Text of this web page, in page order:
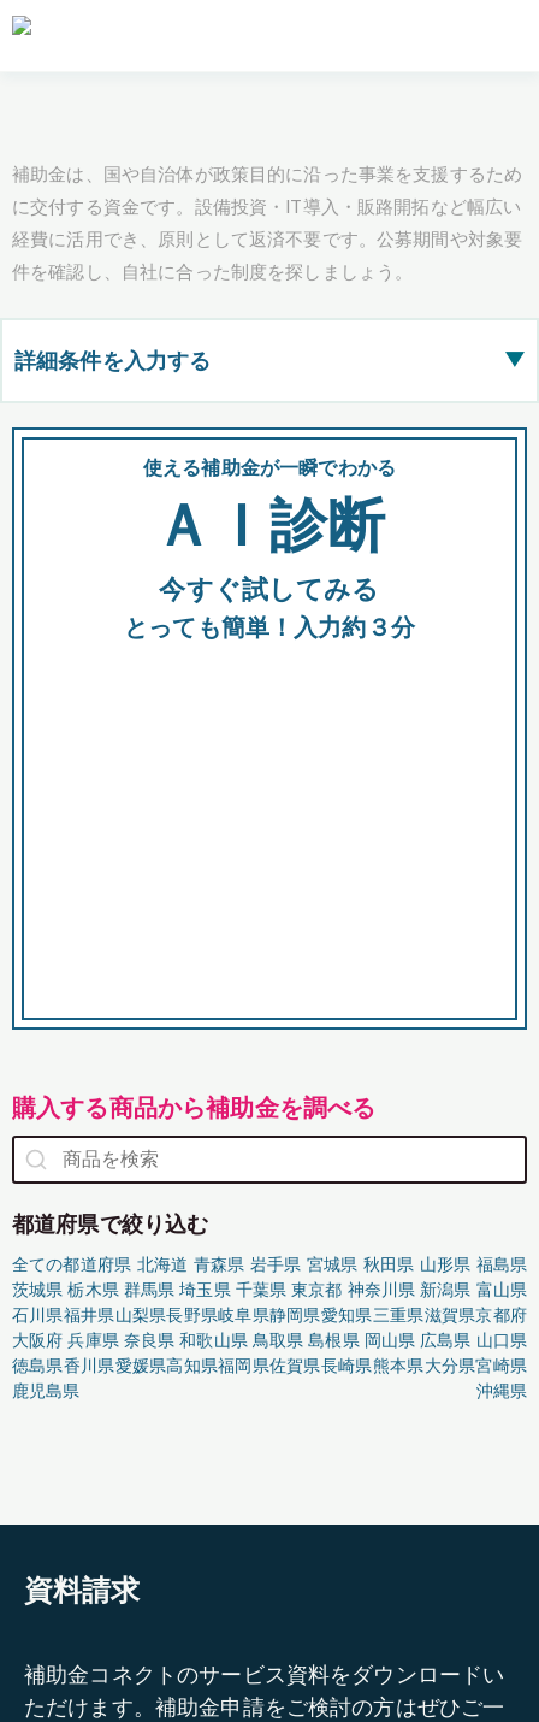
補助金は、国や自治体が政策目的に沿った事業を支援するため
に交付する資金です。設備投資・IT導入・販路開拓など幅広い
経費に活用でき、原則として返済不要です。公募期間や対象要
件を確認し、自社に合った制度を探しましょう。
詳細条件を入力する ▶
都道府県
全国の検索結果を含めて表示
助成金 融資 出資
使える補助金が一瞬でわかる
ＡＩ診断
今すぐ試してみる
とっても簡単！入力約３分
購入する商品から補助金を調べる
都道府県で絞り込む
全ての都道府県 北海道 青森県 岩手県 宮城県 秋田県 山形県 福島県
茨城県 栃木県 群馬県 埼玉県 千葉県 東京都 神奈川県 新潟県 富山県
石川県福井県山梨県長野県岐阜県静岡県愛知県三重県滋賀県京都府
大阪府 兵庫県 奈良県 和歌山県 鳥取県 島根県 岡山県 広島県 山口県
徳島県香川県愛媛県高知県福岡県佐賀県長崎県熊本県大分県宮崎県
鹿児島県
沖縄県
資料請求
補助金コネクトのサービス資料をダウンロードい
ただけます。補助金申請をご検討の方はぜひご一